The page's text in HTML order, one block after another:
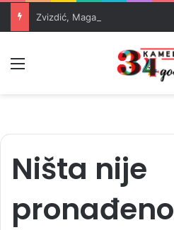
Ništa nije
pronađeno